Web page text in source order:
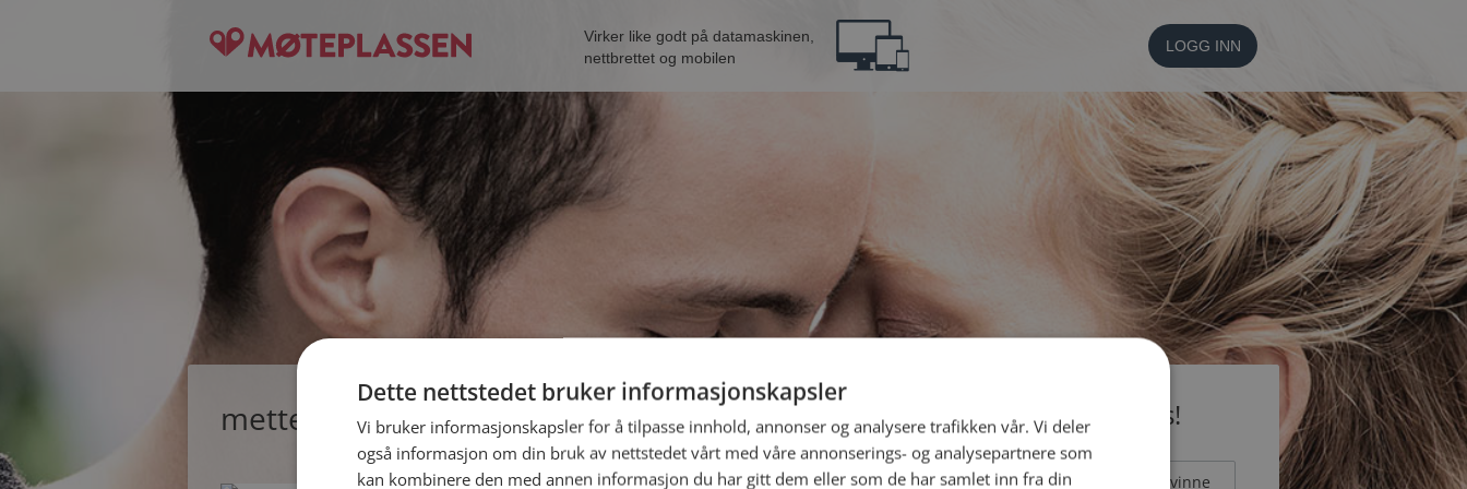
Virker like godt på datamaskinen,
nettbrettet og mobilen
LOGG INN
mettemor1967, single kvinne fra Sortland Bli medlem gratis!
Jeg er en: Mann Kvinne
Dette nettstedet bruker informasjonskapsler
Vi bruker informasjonskapsler for å tilpasse innhold, annonser og analysere trafikken vår. Vi deler
også informasjon om din bruk av nettstedet vårt med våre annonserings- og analysepartnere som
kan kombinere den med annen informasjon du har gitt dem eller som de har samlet inn fra din